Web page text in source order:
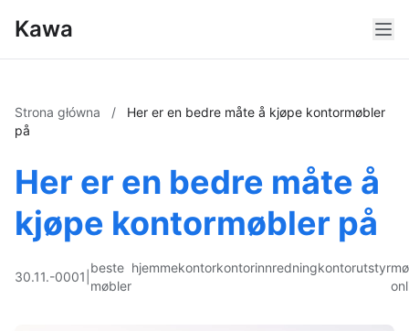
Kawa
Strona główna /
Her er en bedre måte å kjøpe kontormøbler
på
Her er en bedre måte å
kjøpe kontormøbler på
30.11.-0001
beste
møbler
hjemmekontorkontorinnredningkontorutstyr